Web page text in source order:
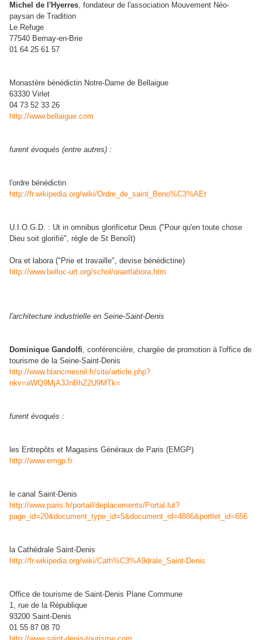
Michel de l'Hyerres, fondateur de l'association Mouvement Néo-
paysan de Tradition
Le Refuge
77540 Bernay-en-Brie
01 64 25 61 57
Monastère bénédictin Notre-Dame de Bellaigue
63330 Virlet
04 73 52 33 26
http://www.bellaigue.com
furent évoqués (entre autres) :
l'ordre bénédictin
http://fr.wikipedia.org/wiki/Ordre_de_saint_Beno%C3%AEt
U.I.O.G.D. : Ut in omnibus glorificetur Deus ("Pour qu'en toute chose
Dieu soit glorifié", règle de St Benoît)
Ora et labora ("Prie et travaille", devise bénédictine)
http://www.belloc-urt.org/schol/oraetlabora.htm
l'architecture industrielle en Seine-Saint-Denis
Dominique Gandolfi, conférencière, chargée de promotion à l'office de
tourisme de la Seine-Saint-Denis
http://www.blancmesnil.fr/site/article.php?
nkv=aWQ9MjA3JnBhZ2U9MTk=
furent évoqués :
les Entrepôts et Magasins Généraux de Paris (EMGP)
http://www.emgp.fr
le canal Saint-Denis
http://www.paris.fr/portail/deplacements/Portal.lut?
page_id=20&document_type_id=5&document_id=4886&portlet_id=656
la Cathédrale Saint-Denis
http://fr.wikipedia.org/wiki/Cath%C3%A9drale_Saint-Denis
Office de tourisme de Saint-Denis Plane Commune
1, rue de la République
93200 Saint-Denis
01 55 87 08 70